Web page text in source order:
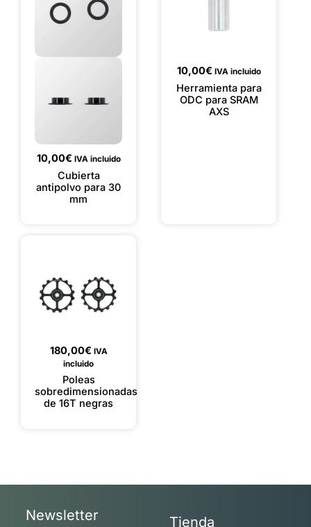
10,00€ IVA incluido
Cubierta
antipolvo para 30
mm
10,00€ IVA incluido
Herramienta para
ODC para SRAM
AXS
180,00€ IVA
incluido
Poleas
sobredimensionadas
de 16T negras
Newsletter Tienda